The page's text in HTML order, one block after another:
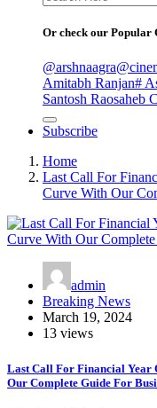
for:
Or check our Popular
@arshnaagra
Amitabh Ranjan#
Santosh Raosaheb
Subscribe
Home
Last Call For
Curve With Our
admin
Breaking News
March 19, 2024
13 views
Last Call For Financial Year
Our Complete Guide For